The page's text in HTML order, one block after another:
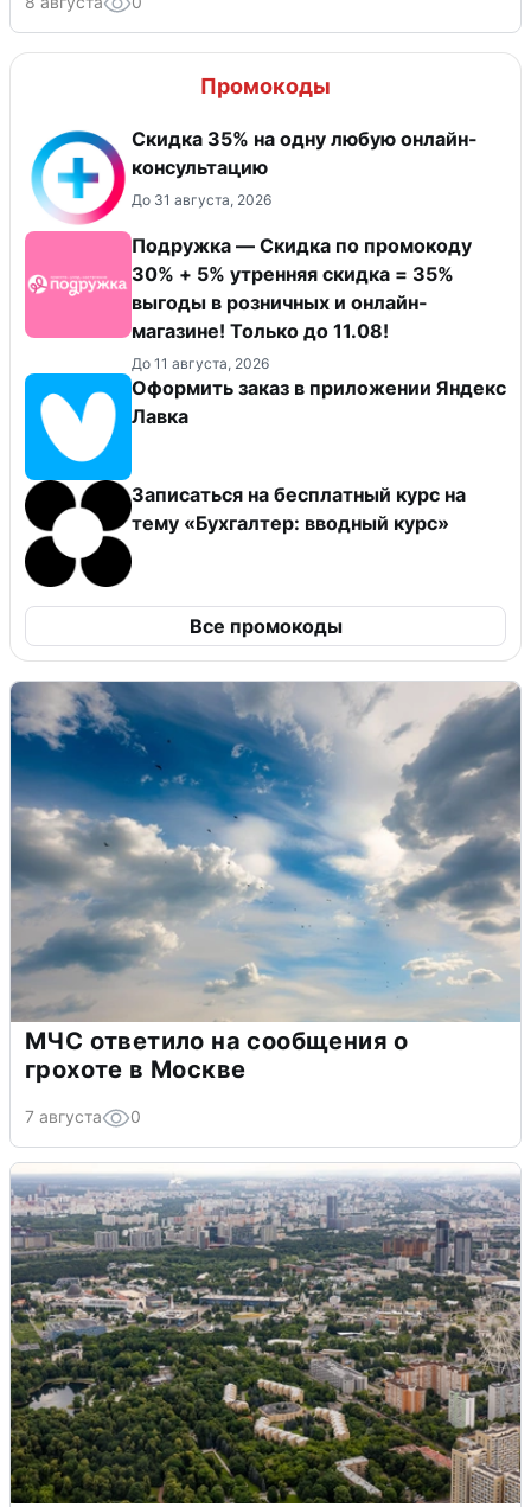
Промокоды
Скидка 35% на одну любую онлайн-
консультацию
До 31 августа, 2026
Подружка — Скидка по промокоду
30% + 5% утренняя скидка = 35%
выгоды в розничных и онлайн-
магазине! Только до 11.08!
До 11 августа, 2026
Оформить заказ в приложении Яндекс
Лавка
Записаться на бесплатный курс на
тему «Бухгалтер: вводный курс»
Все промокоды
МЧС ответило на сообщения о
грохоте в Москве
7 августа 0